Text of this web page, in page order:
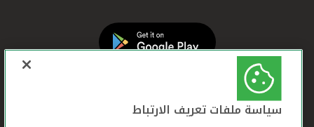
سياسة ملفات تعريف الارتباط